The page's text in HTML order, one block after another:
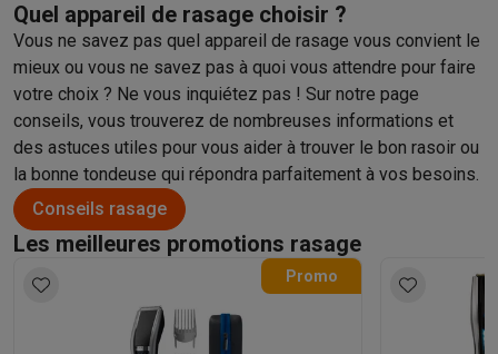
Petits appareils de cuisine avec des éco-chèques
Grands appareils de cuisine
Lave-vaisselle avec des éco-chèquesRéfrigerateurs avec
Climatiseurs
Climatiseurs avec des éco-chèques
TV & audio
TV avec des éco-chequesEnceintes Bluetooth avec des éco-
Multimédie & téléphonie
Smartphones avec des éco-chequesTablettes avec des éco-
Trottinettes électriques avec des éco-chèques
Initiatives écologiques
Économies d'énergie
Quel appareil de rasage choisir ?
Vous ne savez pas quel appareil de rasage vous convient le
mieux ou vous ne savez pas à quoi vous attendre pour faire
votre choix ? Ne vous inquiétez pas ! Sur notre page
conseils, vous trouverez de nombreuses informations et
des astuces utiles pour vous aider à trouver le bon rasoir ou
la bonne tondeuse qui répondra parfaitement à vos besoins.
Conseils rasage
Les meilleures promotions rasage
Promo